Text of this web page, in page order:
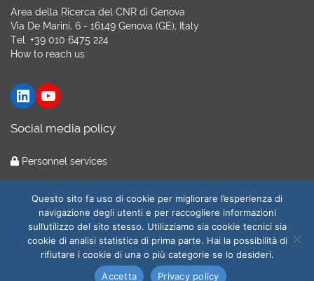
Area della Ricerca del CNR di Genova
Via De Marini, 6 - 16149 Genova (GE), Italy
Tel. +39 010 6475 224
How to reach us
LinkedIn YouTube
Social media policy
Personnel services
© 2026CNR-ILCAll Rights Reserved.
Amministrazione trasparente
|Privacy and cookie policy
Master:webmaster@ilc.cnr.it
Questo sito fa uso di cookie per migliorare l’esperienza di
navigazione degli utenti e per raccogliere informazioni
sull’utilizzo del sito stesso. Utilizziamo sia cookie tecnici sia
cookie di analisi statistica di prima parte. Hai la possibilità di
rifiutare i cookie di una o più categorie se lo desideri.
Accetta
Privacy policy